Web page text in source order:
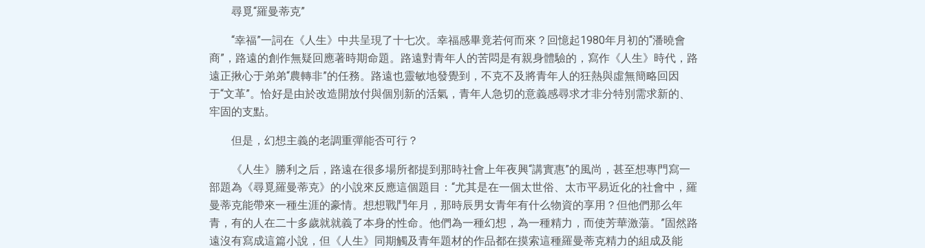
尋覓“羅曼蒂克”
“幸福”一詞在《人生》中共呈現了十七次。幸福感畢竟若何而來？回憶起1980年月初的“潘曉會
商”，路遠的創作無疑回應著時期命題。路遠對青年人的苦悶是有親身體驗的，寫作《人生》時代，路
遠正揪心于弟弟“農轉非”的任務。路遠也靈敏地發覺到，不克不及將青年人的狂熱與虛無簡略回因
于“文革”。恰好是由於改造開放付與個別新的活氣，青年人急切的意義感尋求才非分特別需求新的、
牢固的支點。
但是，幻想主義的老調重彈能否可行？
《人生》勝利之后，路遠在很多場所都提到那時社會上年夜興“講實惠”的風尚，甚至想專門寫一
部題為《尋覓羅曼蒂克》的小說來反應這個題目：“尤其是在一個太世俗、太市平易近化的社會中，羅
曼蒂克能帶來一種生涯的豪情。想想戰鬥年月，那時辰男女青年有什么物資的享用？但他們那么年
青，有的人在二十多歲就就義了本身的性命。他們為一種幻想，為一種精力，而使芳華激蕩。”固然路
遠沒有寫成這篇小說，但《人生》同期觸及青年題材的作品都在摸索這種羅曼蒂克精力的組成及能